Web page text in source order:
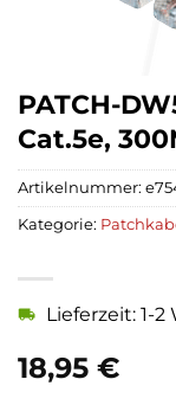
PATCH-
Cat.5e,
18,95 €
Lieferzeit: 1-
Artikelnummer:
Kategorie: